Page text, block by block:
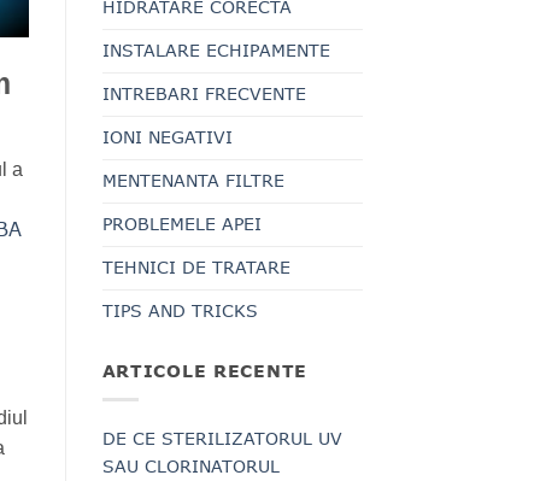
a
HIDRATARE CORECTA
INSTALARE ECHIPAMENTE
INTREBARI FRECVENTE
IONI NEGATIVI
MENTENANTA FILTRE
PROBLEMELE APEI
TEHNICI DE TRATARE
TIPS AND TRICKS
ARTICOLE RECENTE
DE CE STERILIZATORUL UV
SAU CLORINATORUL